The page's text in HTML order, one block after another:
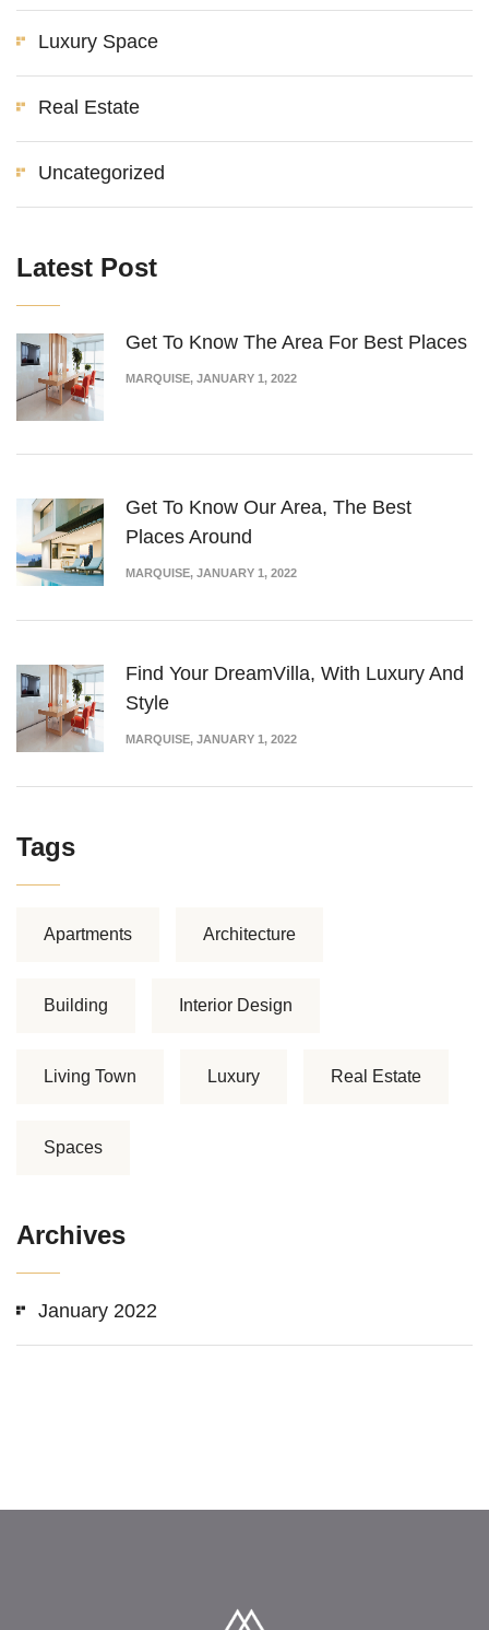
Luxury Space
Real Estate
Uncategorized
Latest Post
Get To Know The Area For Best Places
MARQUISE, JANUARY 1, 2022
Get To Know Our Area, The Best
Places Around
MARQUISE, JANUARY 1, 2022
Find Your DreamVilla, With Luxury And
Style
MARQUISE, JANUARY 1, 2022
Tags
Apartments Architecture
Building Interior Design
Living Town Luxury Real Estate
Spaces
Archives
January 2022